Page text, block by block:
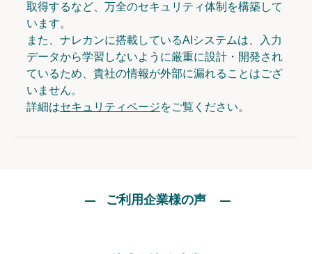
取得するなど、万全のセキュリティ体制を構築して
います。
また、ナレカンに搭載しているAIシステムは、入力
データから学習しないように厳重に設計・開発され
ているため、貴社の情報が外部に漏れることはござ
いません。
詳細はセキュリティページをご覧ください。
ご利用企業様の声